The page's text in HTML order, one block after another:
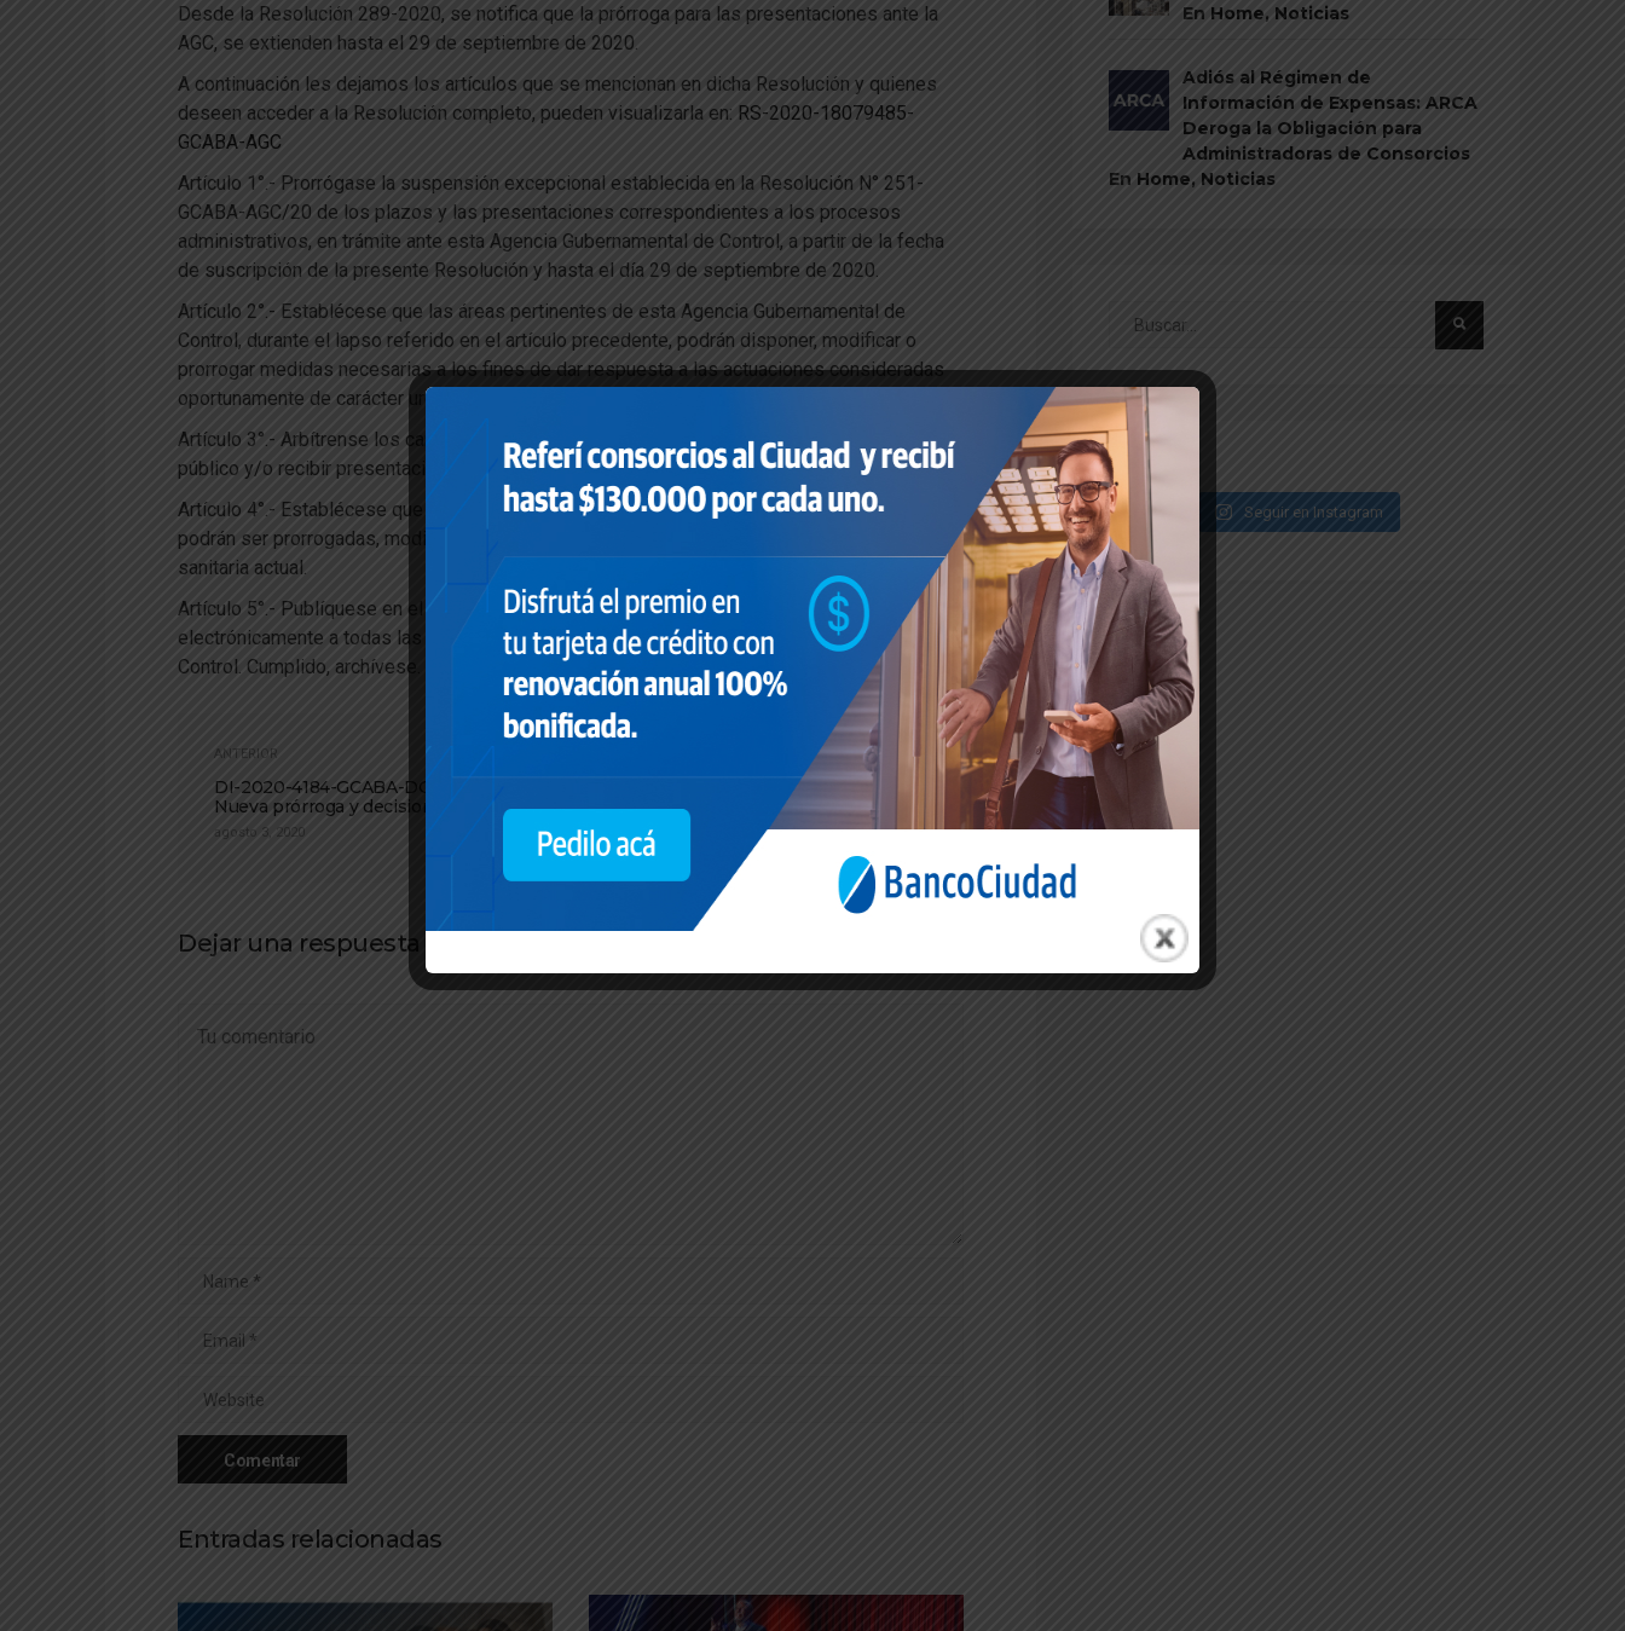
Desde la Resolución 289-2020, se notifica que la prórroga para las presentaciones ante la
AGC, se extienden hasta el 29 de septiembre de 2020.
A continuación les dejamos los artículos que se mencionan en dicha Resolución y quienes
deseen acceder a la Resolución completo, pueden visualizarla en: RS-2020-18079485-
GCABA-AGC
Artículo 1°.- Prorrógase la suspensión excepcional establecida en la Resolución N° 251-
GCABA-AGC/20 de los plazos y las presentaciones correspondientes a los procesos
administrativos, en trámite ante esta Agencia Gubernamental de Control, a partir de la fecha
de suscripción de la presente Resolución y hasta el día 29 de septiembre de 2020.
Artículo 2°.- Establécese que las áreas pertinentes de esta Agencia Gubernamental de
Control, durante el lapso referido en el artículo precedente, podrán disponer, modificar o
prorrogar medidas necesarias a los fines de dar respuesta a las actuaciones consideradas
oportunamente de carácter urgente.
Artículo 3°.- Arbítrense los canales electrónicos exclusivos a fin de brindar atención al
público y/o recibir presentaciones en formato virtual.
Artículo 4°.- Establécese que las medidas adoptadas mediante la presente Resolución,
podrán ser prorrogadas, modificadas o ampliadas conforme se desenvuelva la situación
sanitaria actual.
Artículo 5°.- Publíquese en el Boletín Oficial de la Ciudad de Buenos Aires, comuníquese
electrónicamente a todas las Direcciones y Unidades de esta Agencia Gubernamental de
Control. Cumplido, archívese.
ANTERIOR
DI-2020-4184-GCABA-DGDYPC:
Nueva prórroga y decisiones
agosto 3, 2020
SIGUIENTE
ATP 4: Consorcios
agosto 7, 2020
Dejar una respuesta
Entradas relacionadas
En Home, Noticias
Adiós al Régimen de
Información de Expensas: ARCA
Deroga la Obligación para
Administradoras de Consorcios
En Home, Noticias
Seguir en Instagram